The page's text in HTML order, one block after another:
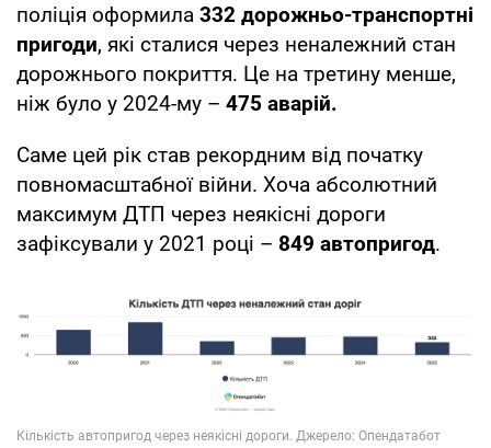
поліція оформила 332 дорожньо-транспортні
пригоди, які сталися через неналежний стан
дорожнього покриття. Це на третину менше,
ніж було у 2024-му – 475 аварій.
Саме цей рік став рекордним від початку
повномасштабної війни. Хоча абсолютний
максимум ДТП через неякісні дороги
зафіксували у 2021 році – 849 автопригод.